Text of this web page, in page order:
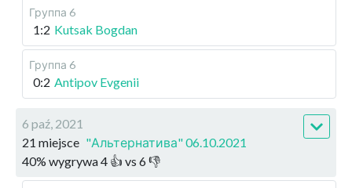
Группа 6
1:2 Kutsak Bogdan
Группа 6
0:2 Antipov Evgenii
6 paź, 2021
21 miejsce "Альтернатива" 06.10.2021
40% wygrywa4 👍 vs 6👎